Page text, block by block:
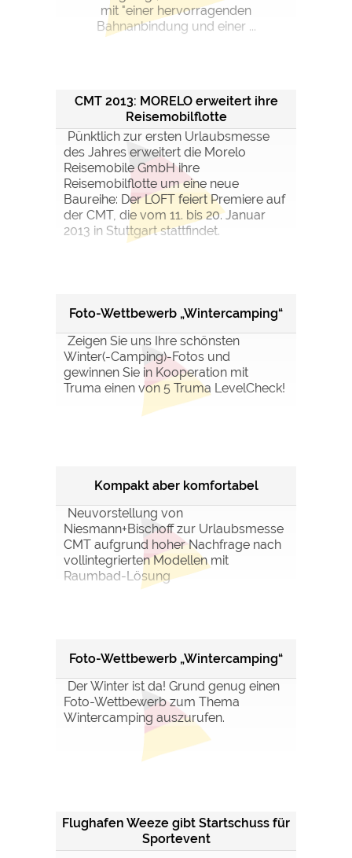
mit "einer hervorragenden
Bahnanbindung und einer ...
CMT 2013: MORELO erweitert ihre
Reisemobilflotte
Pünktlich zur ersten Urlaubsmesse
des Jahres erweitert die Morelo
Reisemobile GmbH ihre
Reisemobilflotte um eine neue
Baureihe: Der LOFT feiert Premiere auf
der CMT, die vom 11. bis 20. Januar
2013 in Stuttgart stattfindet.
Foto-Wettbewerb „Wintercamping“
Zeigen Sie uns Ihre schönsten
Winter(-Camping)-Fotos und
gewinnen Sie in Kooperation mit
Truma einen von 5 Truma LevelCheck!
Kompakt aber komfortabel
Neuvorstellung von
Niesmann+Bischoff zur Urlaubsmesse
CMT aufgrund hoher Nachfrage nach
vollintegrierten Modellen mit
Raumbad-Lösung
Foto-Wettbewerb „Wintercamping“
Der Winter ist da! Grund genug einen
Foto-Wettbewerb zum Thema
Wintercamping auszurufen.
Flughafen Weeze gibt Startschuss für
Sportevent